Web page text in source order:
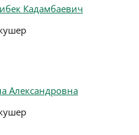
Кадамбаевич
Александровна